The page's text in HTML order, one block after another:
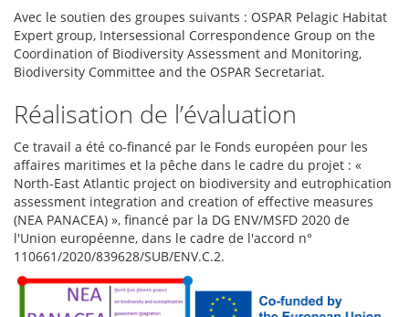
Avec le soutien des groupes suivants : OSPAR Pelagic Habitat
Expert group, Intersessional Correspondence Group on the
Coordination of Biodiversity Assessment and Monitoring,
Biodiversity Committee and the OSPAR Secretariat.
Réalisation de l’évaluation
Ce travail a été co-financé par le Fonds européen pour les
affaires maritimes et la pêche dans le cadre du projet : «
North-East Atlantic project on biodiversity and eutrophication
assessment integration and creation of effective measures
(NEA PANACEA) », financé par la DG ENV/MSFD 2020 de
l'Union européenne, dans le cadre de l'accord n°
110661/2020/839628/SUB/ENV.C.2.